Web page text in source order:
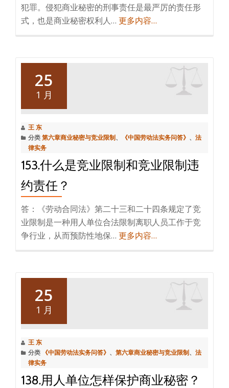
犯罪。侵犯商业秘密的刑事责任是最严厉的责任形
式，也是商业秘密权利人… 更多内容…
25
1 月
王 东
分类第六章商业秘密与竞业限制、 《中国劳动法实务问答》 、 法
律实务
153.什么是竞业限制和竞业限制违
约责任？
答：《劳动合同法》第二十三和二十四条规定了竞
业限制是一种用人单位合法限制离职人员工作于竞
争行业，从而预防性地保… 更多内容…
25
1 月
王 东
分类 《中国劳动法实务问答》 、 第六章商业秘密与竞业限制、 法
律实务
138.用人单位怎样保护商业秘密？